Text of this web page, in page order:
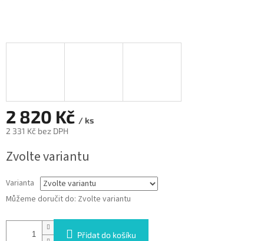
2 820 Kč / ks
2 331 Kč bez DPH
cena:
Zvolte variantu
Varianta
Můžeme doručit do: Zvolte variantu
Přidat do košíku